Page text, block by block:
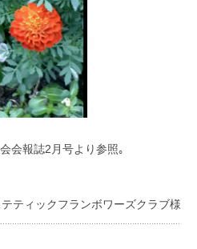
会報誌2月号より参照｡
ティックフランボワーズクラブ様